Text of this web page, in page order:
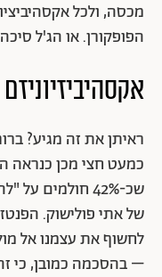
מכסה, ולכל
הפופקורן. או הג'ל
אקסהיביזיוניזם
ראיתן את זה מגיע?
כמעט חצי מכן כנראה
שכ-42%
של אתי פולישוק.
לחשוף את עצמנו אל
– בהסכמה כמובן, כי